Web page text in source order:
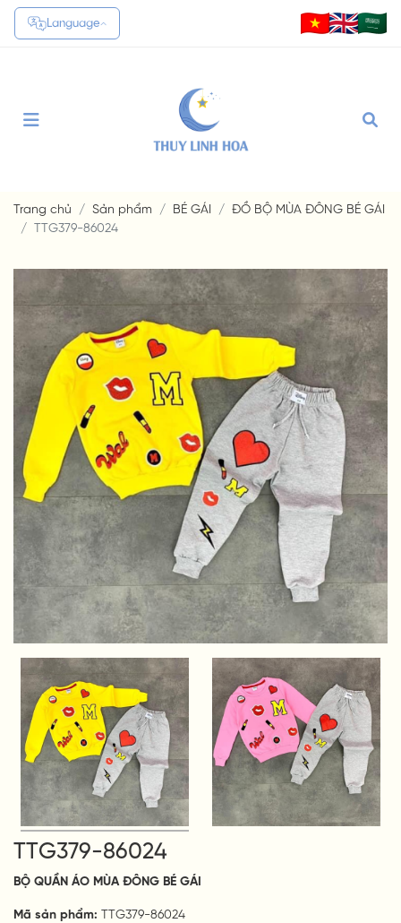
Language
Trang chủ Sản phẩm BÉ GÁI
ĐỒ BỘ MÙA ĐÔNG BÉ GÁI
TTG379-86024
TTG379-86024
BỘ QUẦN ÁO MÙA ĐÔNG BÉ GÁI
Mã sản phẩm: TTG379-86024